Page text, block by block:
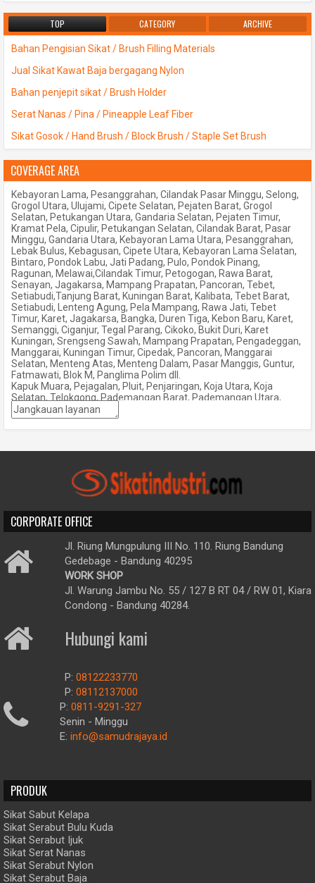
TOP CATEGORY ARCHIVE
Bahan Pengisian Sikat / Brush Filling Materials
Jual Sikat Kawat Baja bergagang Nylon
Bahan penjepit sikat / Brush Holder
Serat Nanas / Pina / Pineapple Leaf Fiber
Sikat Gosok / Hand Brush / Block Brush / Staple Set Brush
COVERAGE AREA
Kebayoran Lama, Pesanggrahan, Cilandak Pasar Minggu, Selong,
Grogol Utara, Ulujami, Cipete Selatan, Pejaten Barat, Grogol
Selatan, Petukangan Utara, Gandaria Selatan, Pejaten Timur,
Kramat Pela, Cipulir, Petukangan Selatan, Cilandak Barat, Pasar
Minggu, Gandaria Utara, Kebayoran Lama Utara, Pesanggrahan,
Lebak Bulus, Kebagusan, Cipete Utara, Kebayoran Lama Selatan,
Bintaro, Pondok Labu, Jati Padang, Pulo, Pondok Pinang,
Ragunan, Melawai,Cilandak Timur, Petogogan, Rawa Barat,
Senayan, Jagakarsa, Mampang Prapatan, Pancoran, Tebet,
Setiabudi,Tanjung Barat, Kuningan Barat, Kalibata, Tebet Barat,
Setiabudi, Lenteng Agung, Pela Mampang, Rawa Jati, Tebet
Timur, Karet, Jagakarsa, Bangka, Duren Tiga, Kebon Baru, Karet,
Semanggi, Ciganjur, Tegal Parang, Cikoko, Bukit Duri, Karet
Kuningan, Srengseng Sawah, Mampang Prapatan, Pengadeggan,
Manggarai, Kuningan Timur, Cipedak, Pancoran, Manggarai
Selatan, Menteng Atas, Menteng Dalam, Pasar Manggis, Guntur,
Fatmawati, Blok M, Panglima Polim dll.
Kapuk Muara, Pejagalan, Pluit, Penjaringan, Koja Utara, Koja
Selatan, Telokgong, Pademangan Barat, Pademangan Utara,
Kelapa Gading Barat, Kelapa Gading Timur, Ancol, PIK dll.
Jakarta Jatinegara, Bali Mester, Kampung Melayu, Bidaracina,
Cipinang Cempedak, Rawa Bunga, Cipinang Besar Utara, Cipinang
Kayu Selatan, Utan Kayu Utara, Kayu Manis, Pal Meriam, Kebon
Timur, Cipinang, Jatinegara Kaum, Pulo Gadung dll.
Jakarta Gambir, Bendungan Hilir, Menteng, Senen, Cempaka Putih
Timur, Galur, Kebon Kelapa, Karet Tengsin, Pegangsaan, witang,
Cempaka Putih Barat,Tanah Tinggi, Petojo Selatan,Kebon Melati,
Cikini, Kenari, Rawasari, Kampung Rawa, Duri Pulo, Kebon Kacang,
Kebon Sirih, Paseban, Johar Baru, Cideng, Kampung Bali,
Gondangdia, Kramat, Petojo Utara, Petamburan, Bungur, Gelora,
Kemayoran, Gunung Sahari Selatan, Kebon Kosong, Harapan
Mulya, Cempaka Baru, Utan Panjang, Sumur Batu, Serdang,
Sawah Besar, Pasar Baru, Gunung Sahari Utara, Mangga Dua
Selatan, Karang Anyar, Kartini, Senen, Kwitang, Kenari, Paseban,
Kramat, Bungur dll.
CORPORATE OFFICE
Jl. Riung Mungpulung III No. 110. Riung Bandung
Gedebage - Bandung 40295
WORK SHOP
Jl. Warung Jambu No. 55 / 127 B RT 04 / RW 01, Kiara
Condong - Bandung 40284.
Hubungi kami
P: 08122233770
P: 08112137000
P: 0811-9291-327
Senin - Minggu
E: info@samudrajaya.id
PRODUK
Sikat Sabut Kelapa
Sikat Serabut Bulu Kuda
Sikat Serabut Ijuk
Sikat Serat Nanas
Sikat Serabut Nylon
Sikat Serabut Baja